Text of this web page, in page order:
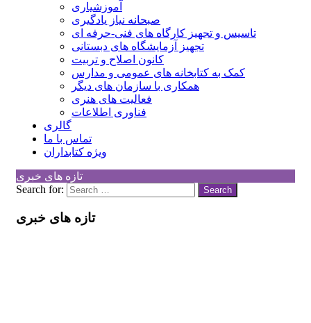
آموزشیاری
صبحانه نیاز یادگیری
تاسیس و تجهیز کارگاه های فنی-حرفه ای
تجهیز آزمایشگاه های دبستانی
کانون اصلاح و تربیت
کمک به کتابخانه های عمومی و مدارس
همکاری با سازمان های دیگر
فعالیت های هنری
فناوری اطلاعات
گالری
تماس با ما
ویژه کتابداران
تازه های خبری
Search for:
تازه های خبری